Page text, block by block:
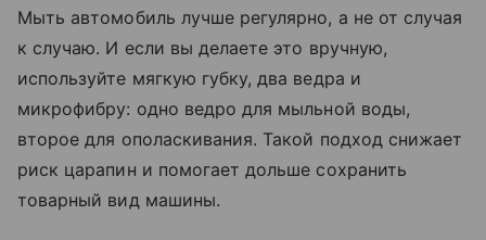
Мыть автомобиль лучше регулярно, а не от случая
к случаю. И если вы делаете это вручную,
используйте мягкую губку, два ведра и
микрофибру: одно ведро для мыльной воды,
второе для ополаскивания. Такой подход снижает
риск царапин и помогает дольше сохранить
товарный вид машины.